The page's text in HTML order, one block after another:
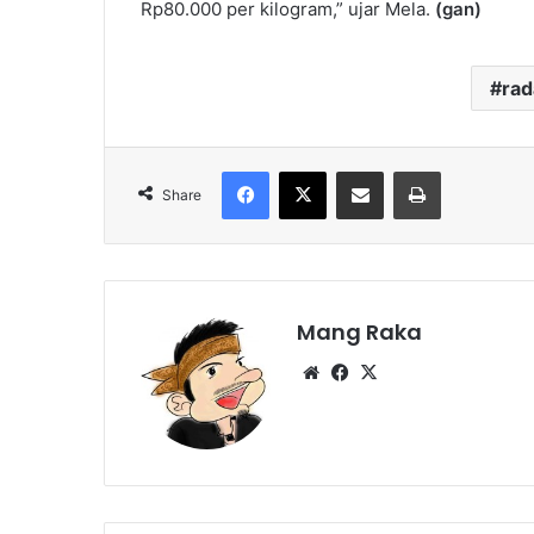
Rp80.000 per kilogram,” ujar Mela. (gan)
Share
Facebook
X Share via Email Print
Mang Raka
WebsiteFacebook